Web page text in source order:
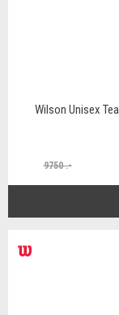
Wilson Unisex
9750 .-